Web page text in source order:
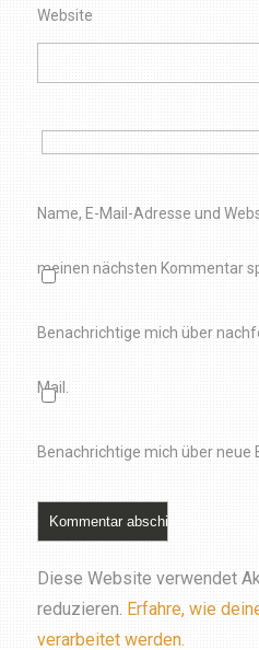
Website
Name, E-Mail-Adresse und
meinen nächsten Kommentar
Benachrichtige mich über
Mail.
Benachrichtige mich über neue
Diese Website verwendet
reduzieren. Erfahre, wie
verarbeitet werden.